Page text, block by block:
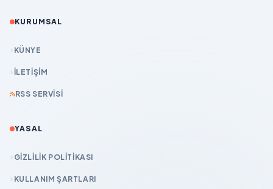
KURUMSAL
KÜNYE
İLETIŞIM
RSS SERVISI
YASAL
GIZLILIK POLITIKASI
KULLANIM ŞARTLARI